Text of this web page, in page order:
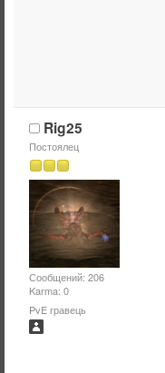
Rig25
Постоялец
Сообщений: 206
Karma: 0
PvE гравець